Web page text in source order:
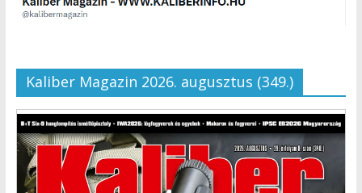
Kaliber Magazin 2026. augusztus (349.)